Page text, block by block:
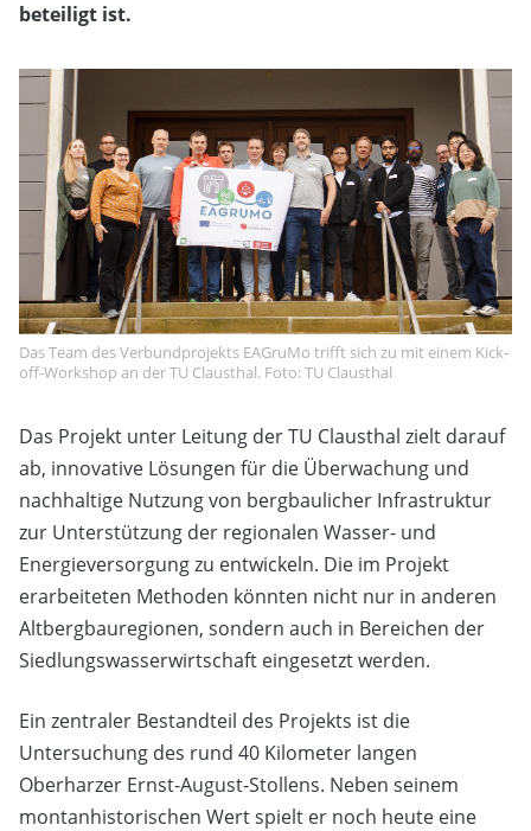
beteiligt ist.
Das Team des Verbundprojekts EAGruMo trifft sich zu mit einem Kick-
off-Workshop an der TU Clausthal. Foto: TU Clausthal
Das Projekt unter Leitung der TU Clausthal zielt darauf
ab, innovative Lösungen für die Überwachung und
nachhaltige Nutzung von bergbaulicher Infrastruktur
zur Unterstützung der regionalen Wasser- und
Energieversorgung zu entwickeln. Die im Projekt
erarbeiteten Methoden könnten nicht nur in anderen
Altbergbauregionen, sondern auch in Bereichen der
Siedlungswasserwirtschaft eingesetzt werden.
Ein zentraler Bestandteil des Projekts ist die
Untersuchung des rund 40 Kilometer langen
Oberharzer Ernst-August-Stollens. Neben seinem
montanhistorischen Wert spielt er noch heute eine